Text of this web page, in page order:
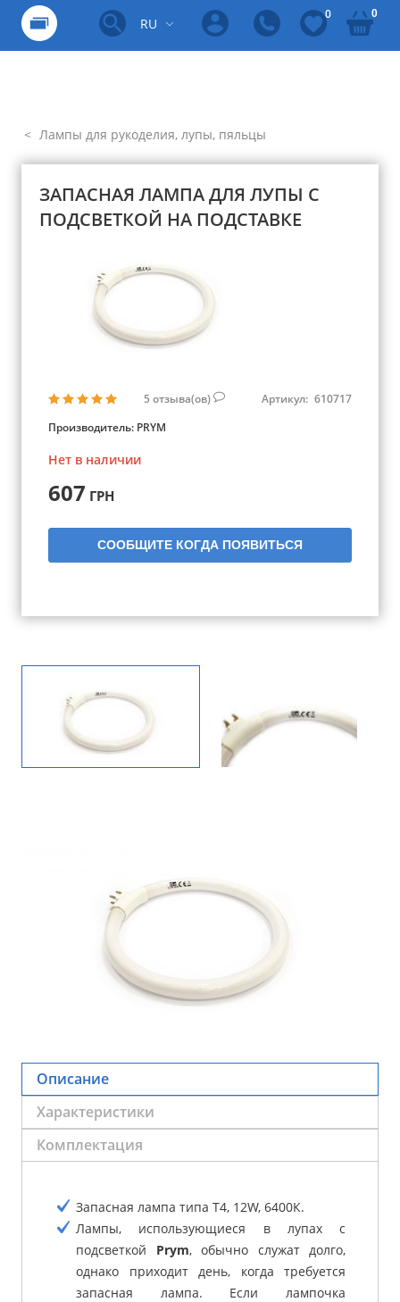
RU
0 0
Лампы для рукоделия, лупы, пяльцы
ЗАПАСНАЯ ЛАМПА ДЛЯ ЛУПЫ С
ПОДСВЕТКОЙ НА ПОДСТАВКЕ
5 отзыва(ов) Артикул: 610717
Производитель: PRYM
Нет в наличии
607 ГРН
СООБЩИТЕ КОГДА ПОЯВИТЬСЯ
Описание
Характеристики
Комплектация
Запасная лампа типа T4, 12W, 6400К.
Лампы, использующиеся в лупах с
подсветкой Prym, обычно служат долго,
однако приходит день, когда требуется
запасная лампа. Если лампочка